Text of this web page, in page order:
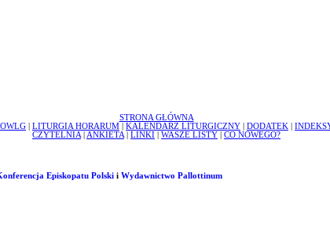
STRONA GŁÓWNA
OWLG LITURGIA HORARUM KALENDARZ LITURGICZNY DODATEK
CZYTELNIA
ANKIETA LINKI WASZE LISTY CO NOWEGO?
Episkopatu Polskii Wydawnictwo Pallottinum